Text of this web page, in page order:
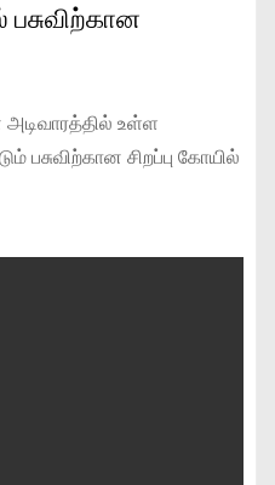
பசுவிற்கான
அடிவாரத்தில் உள்ள
பசுவிற்கான சிறப்பு கோயில்